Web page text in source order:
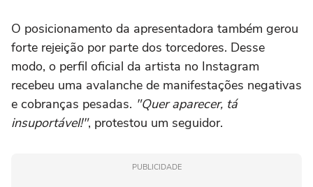
O posicionamento da apresentadora também gerou
forte rejeição por parte dos torcedores. Desse
modo, o perfil oficial da artista no Instagram
recebeu uma avalanche de manifestações negativas
e cobranças pesadas. "Quer aparecer, tá
insuportável!", protestou um seguidor.
PUBLICIDADE